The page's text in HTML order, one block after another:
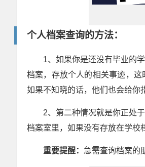
个人档案查询的方法：
1、如果你是还没有毕业的
档案，存放个人的相关事迹，这
如果不知晓的话，他们也会给你
2、第二种情况就是你正处
档案室里，如果没有存放在学校
重要提醒： 急需查询档案的